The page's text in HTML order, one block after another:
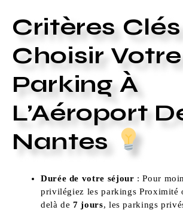
Critères
Choisir
Parking À
L’Aéroport
Nantes
Durée de votre séjour : Pour
privilégiez les parkings Proximité
delà de7 jours, les parkings